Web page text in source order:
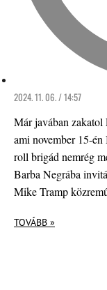
2024. 11. 06. / 14:57
Már javában zakatol
ami november 15-
roll brigád nemrég
Barba Negrába
Mike Tramp
TOVÁBB »